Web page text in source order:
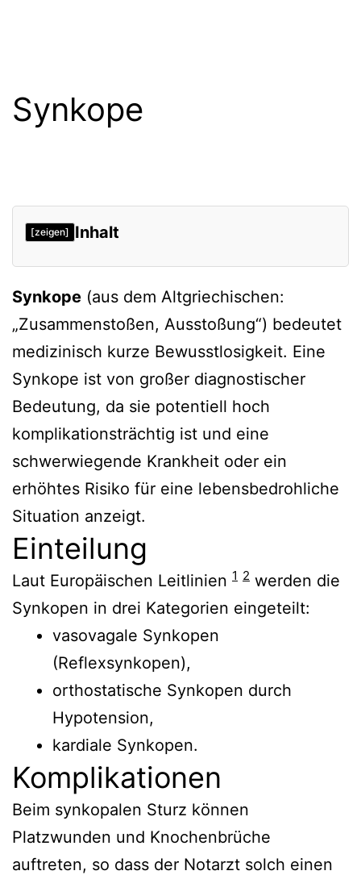
Synkope
[zeigen] Inhalt
Einteilung
Komplikationen
Ursachen
Differenzialdiagnosen
Untersuchungen
Evaluation, Vorbeugung, Management
Verweise
Synkope (aus dem Altgriechischen:
„Zusammenstoßen, Ausstoßung“) bedeutet
medizinisch kurze Bewusstlosigkeit. Eine
Synkope ist von großer diagnostischer
Bedeutung, da sie potentiell hoch
komplikationsträchtig ist und eine
schwerwiegende Krankheit oder ein
erhöhtes Risiko für eine lebensbedrohliche
Situation anzeigt.
Einteilung
Laut Europäischen Leitlinien 1 2 werden die
Synkopen in drei Kategorien eingeteilt:
vasovagale Synkopen
(Reflexsynkopen),
orthostatische Synkopen durch
Hypotension,
kardiale Synkopen.
Komplikationen
Beim synkopalen Sturz können
Platzwunden und Knochenbrüche
auftreten, so dass der Notarzt solch einen